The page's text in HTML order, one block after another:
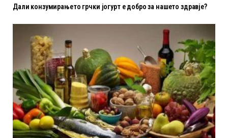
Дали конзумирањето грчки јогурт е добро за нашето здравје?